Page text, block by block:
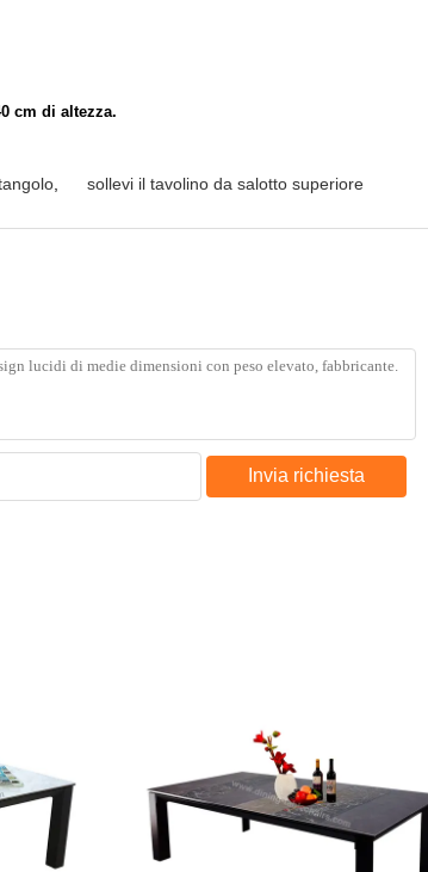
cm di altezza.
sollevi il tavolino da salotto superiore
Invia richiesta